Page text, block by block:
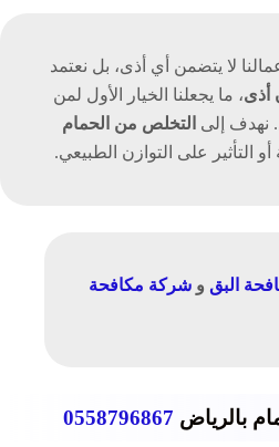
لا يتضمن أي أذى، بل نعتمد
أذى، ما يجعلنا الخيار الأول لمن
نهدف إلى التخلص من الحمام
التأثير على التوازن الطبيعي.
البق و شركة مكافحة
بالرياض 0558796867